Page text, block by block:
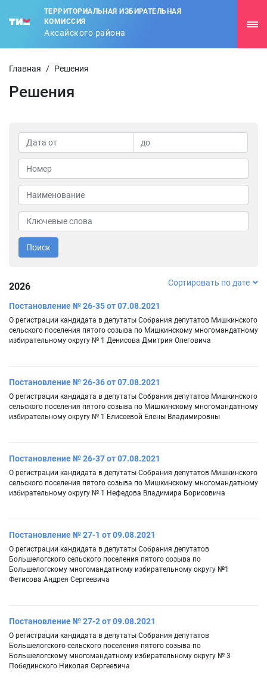
ТЕРРИТОРИАЛЬНАЯ ИЗБИРАТЕЛЬНАЯ
КОМИССИЯ
Аксайского района
Главная / Решения
Решения
Поиск
2026 Сортировать по дате
Постановление № 26-35 от 07.08.2021
О регистрации кандидата в депутаты Собрания депутатов Мишкинского
сельского поселения пятого созыва по Мишкинскому многомандатному
избирательному округу № 1 Денисова Дмитрия Олеговича
Постановление № 26-36 от 07.08.2021
О регистрации кандидата в депутаты Собрания депутатов Мишкинского
сельского поселения пятого созыва по Мишкинскому многомандатному
избирательному округу № 1 Елисеевой Елены Владимировны
Постановление № 26-37 от 07.08.2021
О регистрации кандидата в депутаты Собрания депутатов Мишкинского
сельского поселения пятого созыва по Мишкинскому многомандатному
избирательному округу № 1 Нефедова Владимира Борисовича
Постановление № 27-1 от 09.08.2021
О регистрации кандидата в депутаты Собрания депутатов
Большелогского сельского поселения пятого созыва по
Большелогскому многомандатному избирательному округу №1
Фетисова Андрея Сергеевича
Постановление № 27-2 от 09.08.2021
О регистрации кандидата в депутаты Собрания депутатов
Большелогского сельского поселения пятого созыва по
Большелогскому многомандатному избирательному округу № 3
Побединского Николая Сергеевича